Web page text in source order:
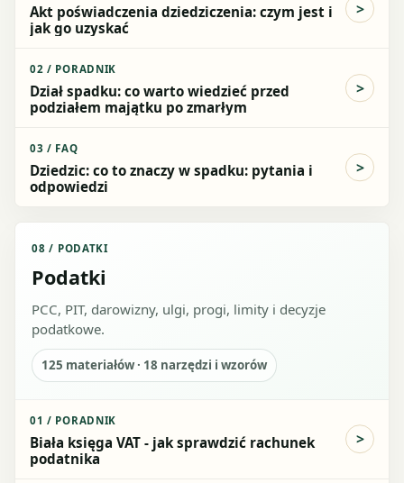
Akt poświadczenia dziedziczenia: czym jest i
jak go uzyskać
02 / PORADNIK
Dział spadku: co warto wiedzieć przed
podziałem majątku po zmarłym
03 / FAQ
Dziedzic: co to znaczy w spadku: pytania i
odpowiedzi
08 / PODATKI
Podatki
PCC, PIT, darowizny, ulgi, progi, limity i decyzje
podatkowe.
125 materiałów · 18 narzędzi i wzorów
01 / PORADNIK
Biała księga VAT - jak sprawdzić rachunek
podatnika